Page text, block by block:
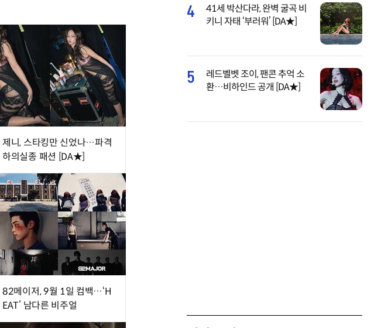
제니, 스타킹만 신었나…파격
하의실종 패션 [DA★]
82메이저, 9월 1일 컴백…‘H
EAT’ 남다른 비주얼
4
41세 박산다라, 완벽 굴곡 비
키니 자태 ‘부러워’ [DA★]
5
레드벨벳 조이, 팬콘 추억 소
환…비하인드 공개 [DA★]